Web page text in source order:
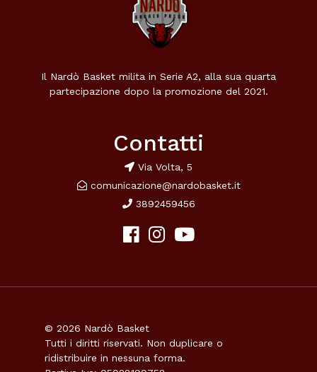
Il Nardò Basket milita in Serie A2, alla sua quarta
partecipazione dopo la promozione del 2021.
Contatti
Via Volta, 5
comunicazione@nardobasket.it
3892459456
© 2026 Nardò Basket
Tutti i diritti riservati. Non duplicare o
ridistribuire in nessuna forma.